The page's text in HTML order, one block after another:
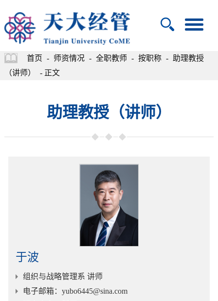
首页 - 师资情况 - 全职教师 - 按职称 - 助理教授
（讲师）
- 正文
助理教授（讲师）
于波
组织与战略管理系 讲师
电子邮箱：yubo6445@sina.com